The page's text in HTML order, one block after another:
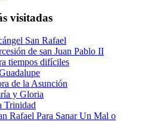
visitadas
San Rafael
de san Juan Pablo II
tiempos difíciles
de la Asunción
y Gloria
Trinidad
Rafael Para Sanar Un Mal o